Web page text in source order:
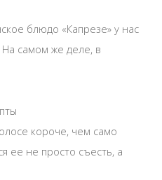
блюдо «Капрезе» у нас
На самом же деле, в
короче, чем само
ее не просто съесть, а